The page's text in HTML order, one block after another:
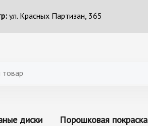
ул. Красных Партизан, 365
диски Порошковая покраска